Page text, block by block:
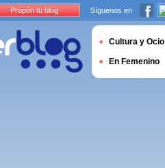
Propón tu blog Síguenos en
Cultura y Ocio
En Femenino